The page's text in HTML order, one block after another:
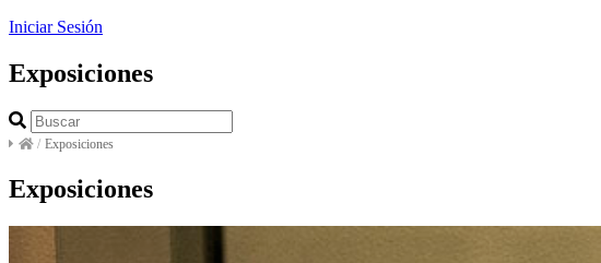
Iniciar Sesión
Exposiciones
/ Exposiciones
Exposiciones